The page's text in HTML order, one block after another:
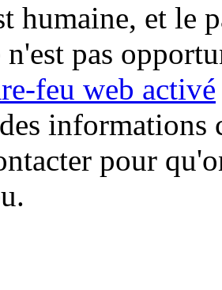
humaine, et le
n'est pas
feu web activé
informations
pour